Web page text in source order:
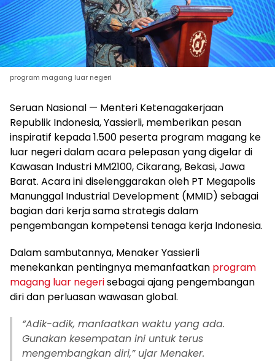
program magang luar negeri
Seruan Nasional — Menteri Ketenagakerjaan
Republik Indonesia, Yassierli, memberikan pesan
inspiratif kepada 1.500 peserta program magang ke
luar negeri dalam acara pelepasan yang digelar di
Kawasan Industri MM2100, Cikarang, Bekasi, Jawa
Barat. Acara ini diselenggarakan oleh PT Megapolis
Manunggal Industrial Development (MMID) sebagai
bagian dari kerja sama strategis dalam
pengembangan kompetensi tenaga kerja Indonesia.
Dalam sambutannya, Menaker Yassierli
menekankan pentingnya memanfaatkan program
magang luar negerisebagai ajang pengembangan
diri dan perluasan wawasan global.
“Adik-adik, manfaatkan waktu yang ada.
Gunakan kesempatan ini untuk terus
mengembangkan diri,” ujar Menaker.